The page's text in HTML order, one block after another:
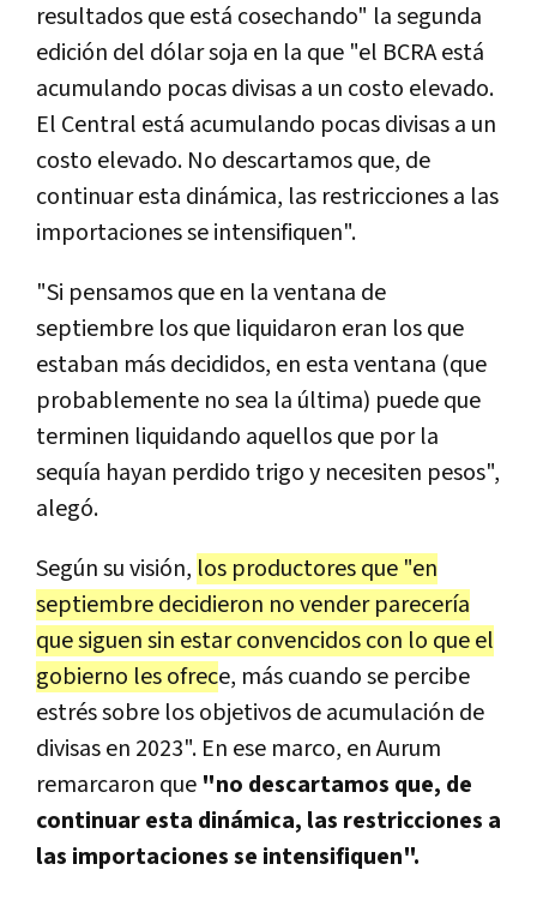
resultados que está cosechando" la segunda
edición del dólar soja en la que "el BCRA está
acumulando pocas divisas a un costo elevado.
El Central está acumulando pocas divisas a un
costo elevado. No descartamos que, de
continuar esta dinámica, las restricciones a las
importaciones se intensifiquen".
"Si pensamos que en la ventana de
septiembre los que liquidaron eran los que
estaban más decididos, en esta ventana (que
probablemente no sea la última) puede que
terminen liquidando aquellos que por la
sequía hayan perdido trigo y necesiten pesos",
alegó.
Según su visión, los productores que "en
septiembre decidieron no vender parecería
que siguen sin estar convencidos con lo que el
gobierno les ofrece, más cuando se percibe
estrés sobre los objetivos de acumulación de
divisas en 2023". En ese marco, en Aurum
remarcaron que "no descartamos que, de
continuar esta dinámica, las restricciones a
las importaciones se intensifiquen".